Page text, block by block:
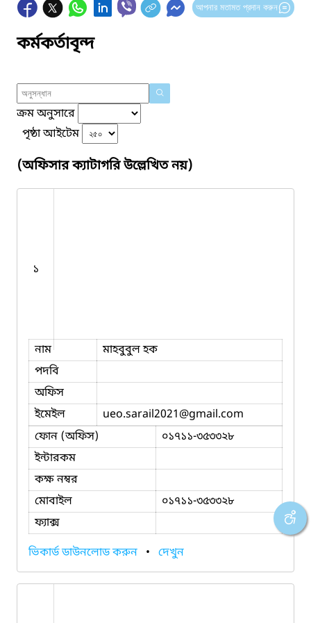
আপনার মতামত প্রদান করুন
কর্মকর্তাবৃন্দ
ক্রম অনুসারে
পৃষ্ঠা আইটেম
(অফিসার ক্যাটাগরি উল্লেখিত নয়)
১
নাম
মাহবুবুল হক
পদবি
অফিস
ইমেইল
ueo.sarail2021@gmail.com
ফোন (অফিস)
০১৭১১-৩৫৩৩২৮
ইন্টারকম
কক্ষ নম্বর
মোবাইল
০১৭১১-৩৫৩৩২৮
ফ্যাক্স
ভিকার্ড ডাউনলোড করুন • দেখুন